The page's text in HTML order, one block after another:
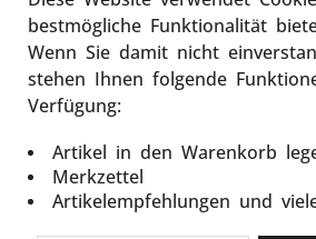
Christian Jung
Staats-Antifa
Artikel-Nr.: 12534
9,99 € 19,99 € *
bestmögliche Funktionalität
Wenn Sie damit nicht
stehen Ihnen folgende
Verfügung:
Artikel in den Warenkorb
Merkzettel
Artikelempfehlungen und